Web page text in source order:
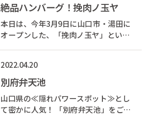
絶品ハンバーグ！挽肉ノ玉ヤ
本日は、今年3月9日に山口市・湯田に
オープンした、「挽肉ノ玉ヤ」という
た絶品ハンバーグを食べることができ
るお店です！ 各席には特注で作った炭
2022.04.20
別府弁天池
山口県の≪隠れパワースポット≫とし
て密かに人気！ 「別府弁天池」をご紹